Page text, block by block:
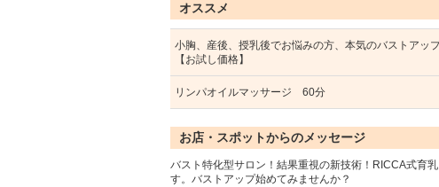
オススメ
小胸、産後、授乳後でお悩みの方、本気のバストアップ
【お試し価格】
リンパオイルマッサージ 60分
お店・スポットからのメッセージ
バスト特化型サロン！結果重視の新技術！RICCA式育
す。バストアップ始めてみませんか？